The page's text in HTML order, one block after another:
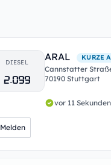
DIESEL
2.099
ARAL KURZE
Cannstatter
70190 Stuttgart
vor 11 Sekunden
Melden